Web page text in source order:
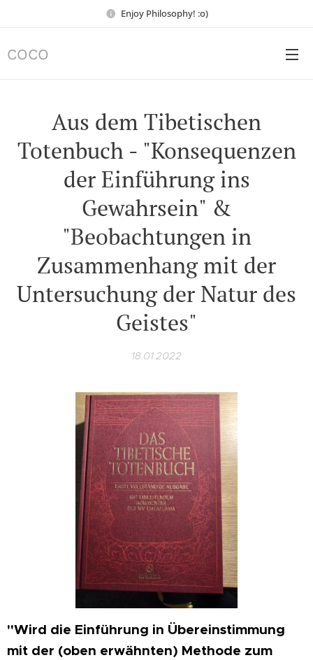
Enjoy Philosophy! :o)
COCO
Aus dem Tibetischen
Totenbuch - "Konsequenzen
der Einführung ins
Gewahrsein" &
"Beobachtungen in
Zusammenhang mit der
Untersuchung der Natur des
Geistes"
18.01.2022
"Wird die Einführung in Übereinstimmung
mit der (oben erwähnten) Methode zum